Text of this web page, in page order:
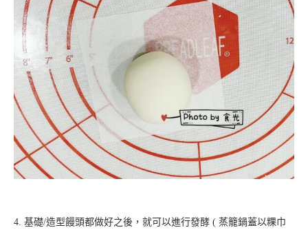
4. 基礎/造型饅頭都做好之後，就可以進行發酵 ( 蒸籠鍋蓋以粿巾